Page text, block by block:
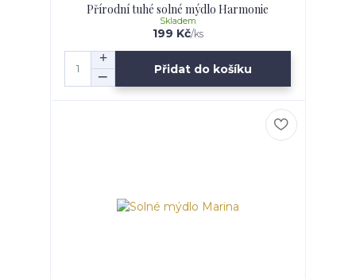
Přírodní tuhé solné mýdlo Harmonie
199 Kč/ks
Skladem
Přidat do košíku